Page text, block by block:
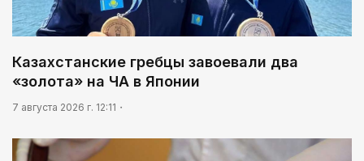
Казахстанские гребцы завоевали два
«золота» на ЧА в Японии
7 августа 2026 г. 12:11